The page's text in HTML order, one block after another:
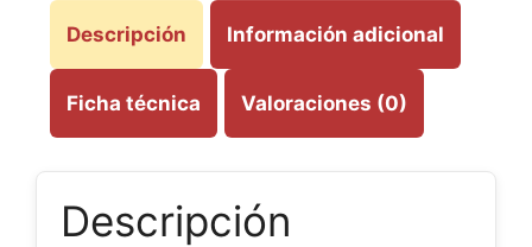
Descripción Información adicional
Ficha técnica Valoraciones (0)
Descripción